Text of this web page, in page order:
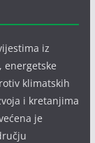
iz
klimatskih
i kretanjima
je